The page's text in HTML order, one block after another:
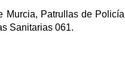
Murcia, Patrullas de Policía
Sanitarias 061.